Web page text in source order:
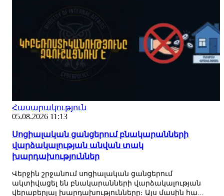
Հասարակություն
05.08.2026 11:13
Սոցիալական ցանցերում բնակարանների
վարձակալության անվան տակ
խարդախություններ
Վերջին շրջանում սոցիալական ցանցերում
ակտիվացել են բնակարանների վարձակալության
վերաբերյալ խարդախությունները։ Այս մասին հա...